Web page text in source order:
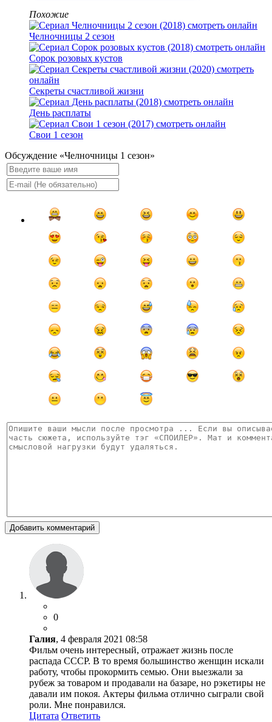
Похожие
Челночницы 2 сезон
Сорок розовых кустов
Секреты счастливой жизни
День расплаты
Свои 1 сезон
Обсуждение «Челночницы 1 сезон»
Добавить комментарий
0
Галия, 4 февраля 2021 08:58
Фильм очень интересный, отражает жизнь после
распада СССР. В то время большинство женщин искали
работу, чтобы прокормить семью. Они выезжали за
рубеж за товаром и продавали на базаре, но рэкетиры не
давали им покоя. Актеры фильма отлично сыграли свой
роли. Мне понравился.
Цитата Ответить